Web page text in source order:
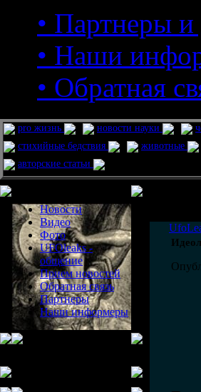
• Партнеры и
• Наши
• Обратная
pro жизнь новости науки
стихийные бедствия
животные
авторские статьи
Новости
Видео
Фото
UFOleaks -
общение
Прием новостей
Обратная связь
Партнеры
Наши информеры